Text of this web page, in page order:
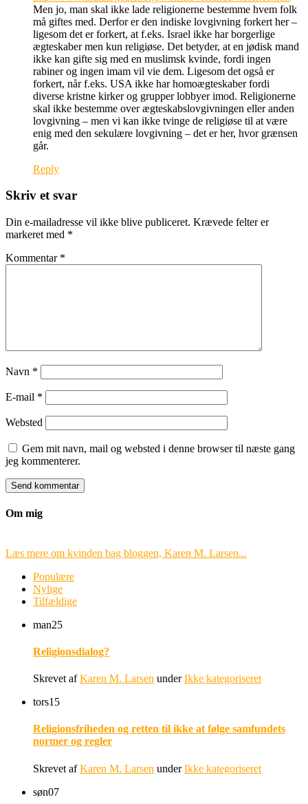
Men jo, man skal ikke lade religionerne bestemme hvem folk
må giftes med. Derfor er den indiske lovgivning forkert her –
ligesom det er forkert, at f.eks. Israel ikke har borgerlige
ægteskaber men kun religiøse. Det betyder, at en jødisk mand
ikke kan gifte sig med en muslimsk kvinde, fordi ingen
rabiner og ingen imam vil vie dem. Ligesom det også er
forkert, når f.eks. USA ikke har homoægteskaber fordi
diverse kristne kirker og grupper lobbyer imod. Religionerne
skal ikke bestemme over ægteskabslovgivningen eller anden
lovgivning – men vi kan ikke tvinge de religiøse til at være
enig med den sekulære lovgivning – det er her, hvor grænsen
går.
Reply
Skriv et svar
Din e-mailadresse vil ikke blive publiceret. Krævede felter er
markeret med *
Kommentar *
Navn *
E-mail *
Websted
Gem mit navn, mail og websted i denne browser til næste gang
jeg kommenterer.
Om mig
Læs mere om kvinden bag bloggen, Karen M. Larsen...
Populære
Nylige
Tilfældige
man25
Religionsdialog?
Skrevet afKaren M. Larsen underIkke kategoriseret
tors15
Religionsfriheden og retten til ikke at følge samfundets
normer og regler
Skrevet afKaren M. Larsen underIkke kategoriseret
søn07